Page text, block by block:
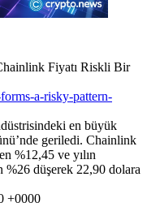
Fiyatı Riskli Bir
a-risky-pattern-
en büyük
geriledi. Chainlink
%12,45 ve yılın
%26 düşerek 22,90 dolara
+0000